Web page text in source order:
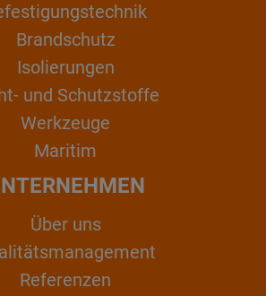
Brandschutz
Isolierungen
und Schutzstoffe
Werkzeuge
Maritim
Über uns
Referenzen